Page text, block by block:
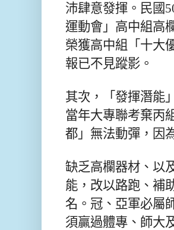
沛肆意發揮。民國
運動會」高中組高
榮獲高中組「十大
報已不見蹤影。
其次，「發揮潛能
當年大專聯考棄丙
都」無法動彈，因
缺乏高欄器材、以
能，改以路跑、補
名。冠、亞軍必屬
須贏過體專、師大